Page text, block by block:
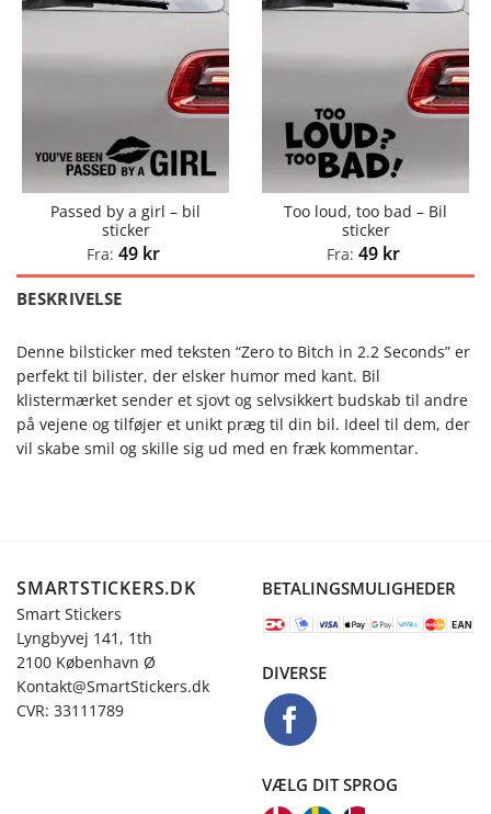
Passed by a girl – bil
sticker
Fra: 49 kr
Too loud, too bad – Bil
sticker
Fra: 49 kr
BESKRIVELSE
Denne bilsticker med teksten “Zero to Bitch in 2.2 Seconds” er
perfekt til bilister, der elsker humor med kant. Bil
klistermærket sender et sjovt og selvsikkert budskab til andre
på vejene og tilføjer et unikt præg til din bil. Ideel til dem, der
vil skabe smil og skille sig ud med en fræk kommentar.
SMARTSTICKERS.DK
Smart Stickers
Lyngbyvej 141, 1th
2100 København Ø
Kontakt@SmartStickers.dk
CVR: 33111789
BETALINGSMULIGHEDER
DIVERSE
VÆLG DIT SPROG